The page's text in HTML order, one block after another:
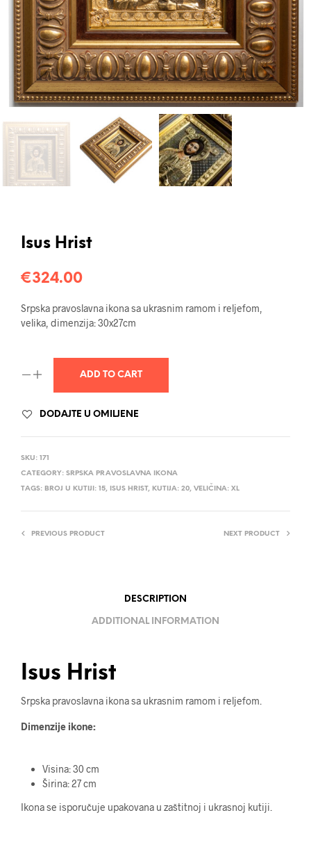
Isus Hrist
€324.00
Srpska pravoslavna ikona sa ukrasnim ramom i reljefom,
velika, dimenzija: 30x27cm
ADD TO CART
DODAJTE U OMILJENE
SKU: 171
CATEGORY: SRPSKA PRAVOSLAVNA IKONA
TAGS: BROJ U KUTIJI: 15, ISUS HRIST, KUTIJA: 20, VELIČINA: XL
PREVIOUS PRODUCT NEXT PRODUCT
DESCRIPTION
ADDITIONAL INFORMATION
Isus Hrist
Srpska pravoslavna ikona sa ukrasnim ramom i reljefom.
Dimenzije ikone:
Visina: 30 cm
Širina: 27 cm
Ikona se isporučuje upakovana u zaštitnoj i ukrasnoj kutiji.